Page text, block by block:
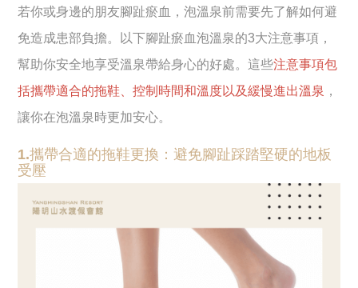
若你或身邊的朋友腳趾瘀血，泡溫泉前需要先了解如何避
免造成患部負擔。以下腳趾瘀血泡溫泉的3大注意事項，
幫助你安全地享受溫泉帶給身心的好處。這些注意事項包
括攜帶適合的拖鞋、控制時間和溫度以及緩慢進出溫泉 ，
讓你在泡溫泉時更加安心。
1.攜帶合適的拖鞋更換：避免腳趾踩踏堅硬的地板
受壓